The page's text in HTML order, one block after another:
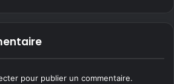
ok
pour publier un commentaire.